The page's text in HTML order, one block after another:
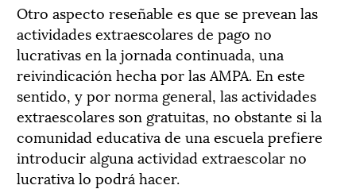
Otro aspecto reseñable es que se prevean las
actividades extraescolares de pago no
lucrativas en la jornada continuada, una
reivindicación hecha por las AMPA. En este
sentido, y por norma general, las actividades
extraescolares son gratuitas, no obstante si la
comunidad educativa de una escuela prefiere
introducir alguna actividad extraescolar no
lucrativa lo podrá hacer.